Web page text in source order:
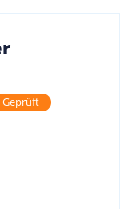
Geprüft